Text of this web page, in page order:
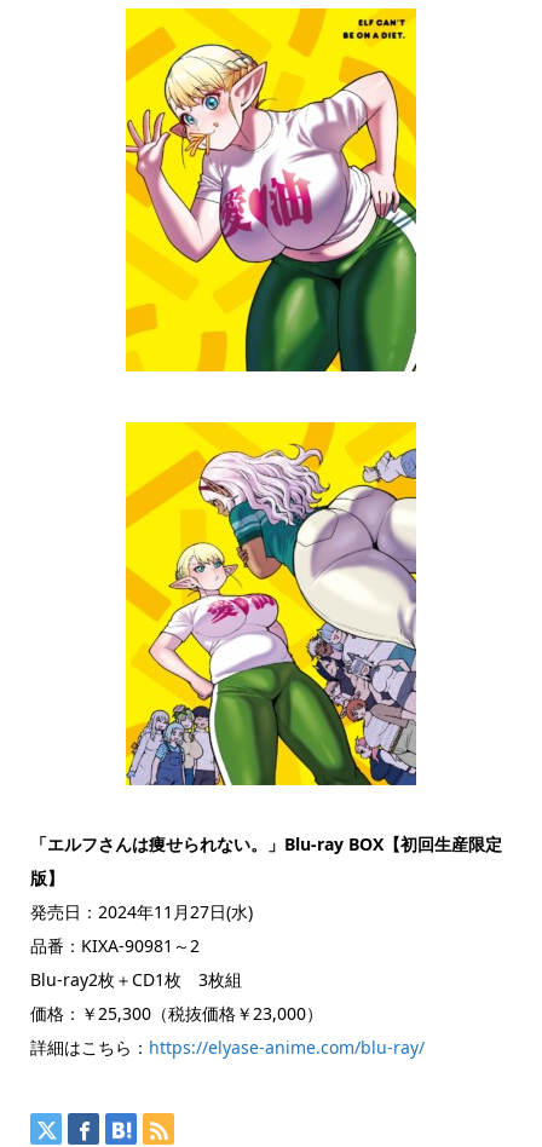
「エルフさんは痩せられない。」 Blu-ray BOX【初回生産限定
版】
発売日：2024年11月27日(水)
品番：KIXA-90981～2
Blu-ray2枚＋CD1枚 3枚組
価格：￥25,300（税抜価格￥23,000）
詳細はこちら： https://elyase-anime.com/blu-ray/